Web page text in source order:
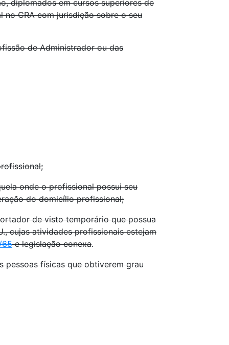
diplomados em cursos superiores de
CRA com jurisdição sobre o seu
de Administrador ou das
onde o profissional possui seu
do domicílio profissional;
de visto temporário que possua
cujas atividades profissionais estejam
65e legislação conexa.
pessoas físicas que obtiverem grau